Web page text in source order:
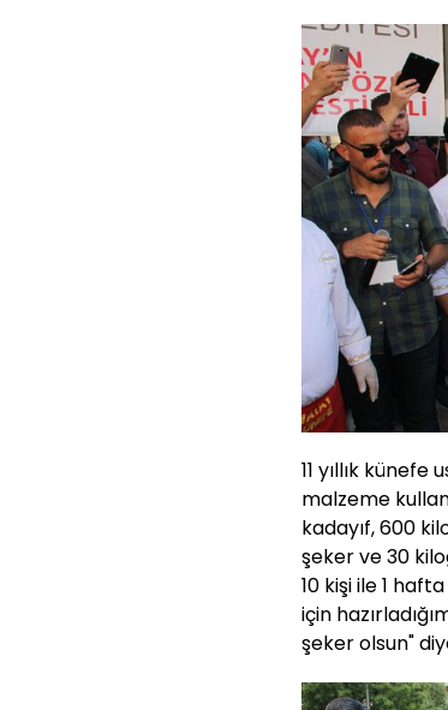
11 yıllık
malzeme
kadayıf, 600
şeker ve 30
10 kişi ile 1
için
şeker olsun"